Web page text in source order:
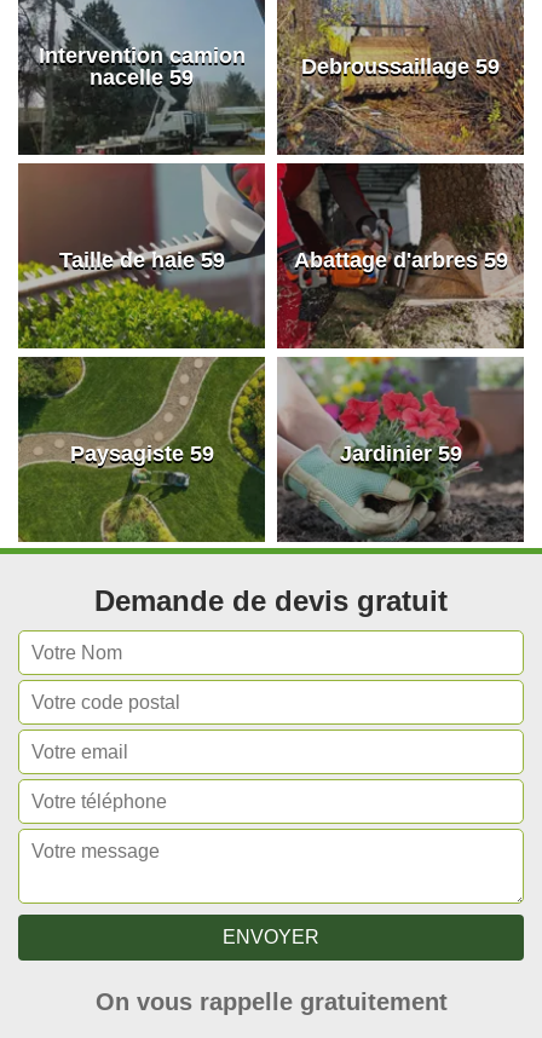
Intervention camion
nacelle 59
Debroussaillage 59
Taille de haie 59 Abattage d'arbres 59
Paysagiste 59 Jardinier 59
Demande de devis gratuit
On vous rappelle gratuitement